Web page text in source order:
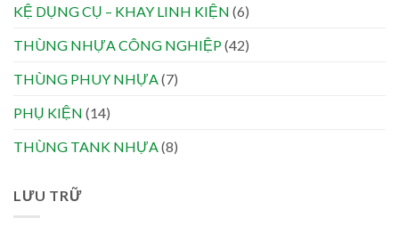
KỆ DỤNG CỤ – KHAY LINH KIỆN (6)
THÙNG NHỰA CÔNG NGHIỆP(42)
THÙNG PHUY NHỰA(7)
PHỤ KIỆN (14)
THÙNG TANK NHỰA(8)
LƯU TRỮ